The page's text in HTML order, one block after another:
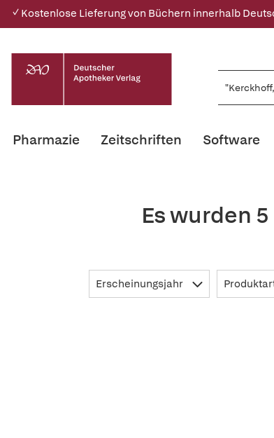
✓ Kostenlose Lieferung von Büchern innerhalb
Pharmazie Zeitschriften Software
Es wurden
Erscheinungsjahr